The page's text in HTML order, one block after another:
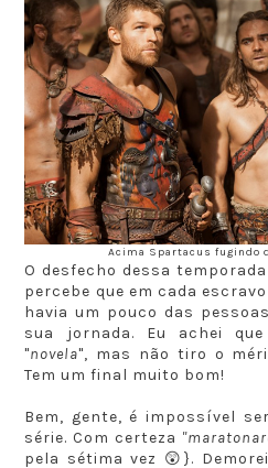
Acima Spartacus fugindo
O desfecho dessa
percebe que em cada
havia um pouco das
sua jornada. Eu achei
"novela", mas não tiro o
Tem um final muito bom!
Bem, gente, é impossível
série. Com certeza
pela sétima vez 😲}.